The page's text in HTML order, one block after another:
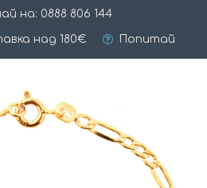
на: 0888 806 144
над 180€ Попитай